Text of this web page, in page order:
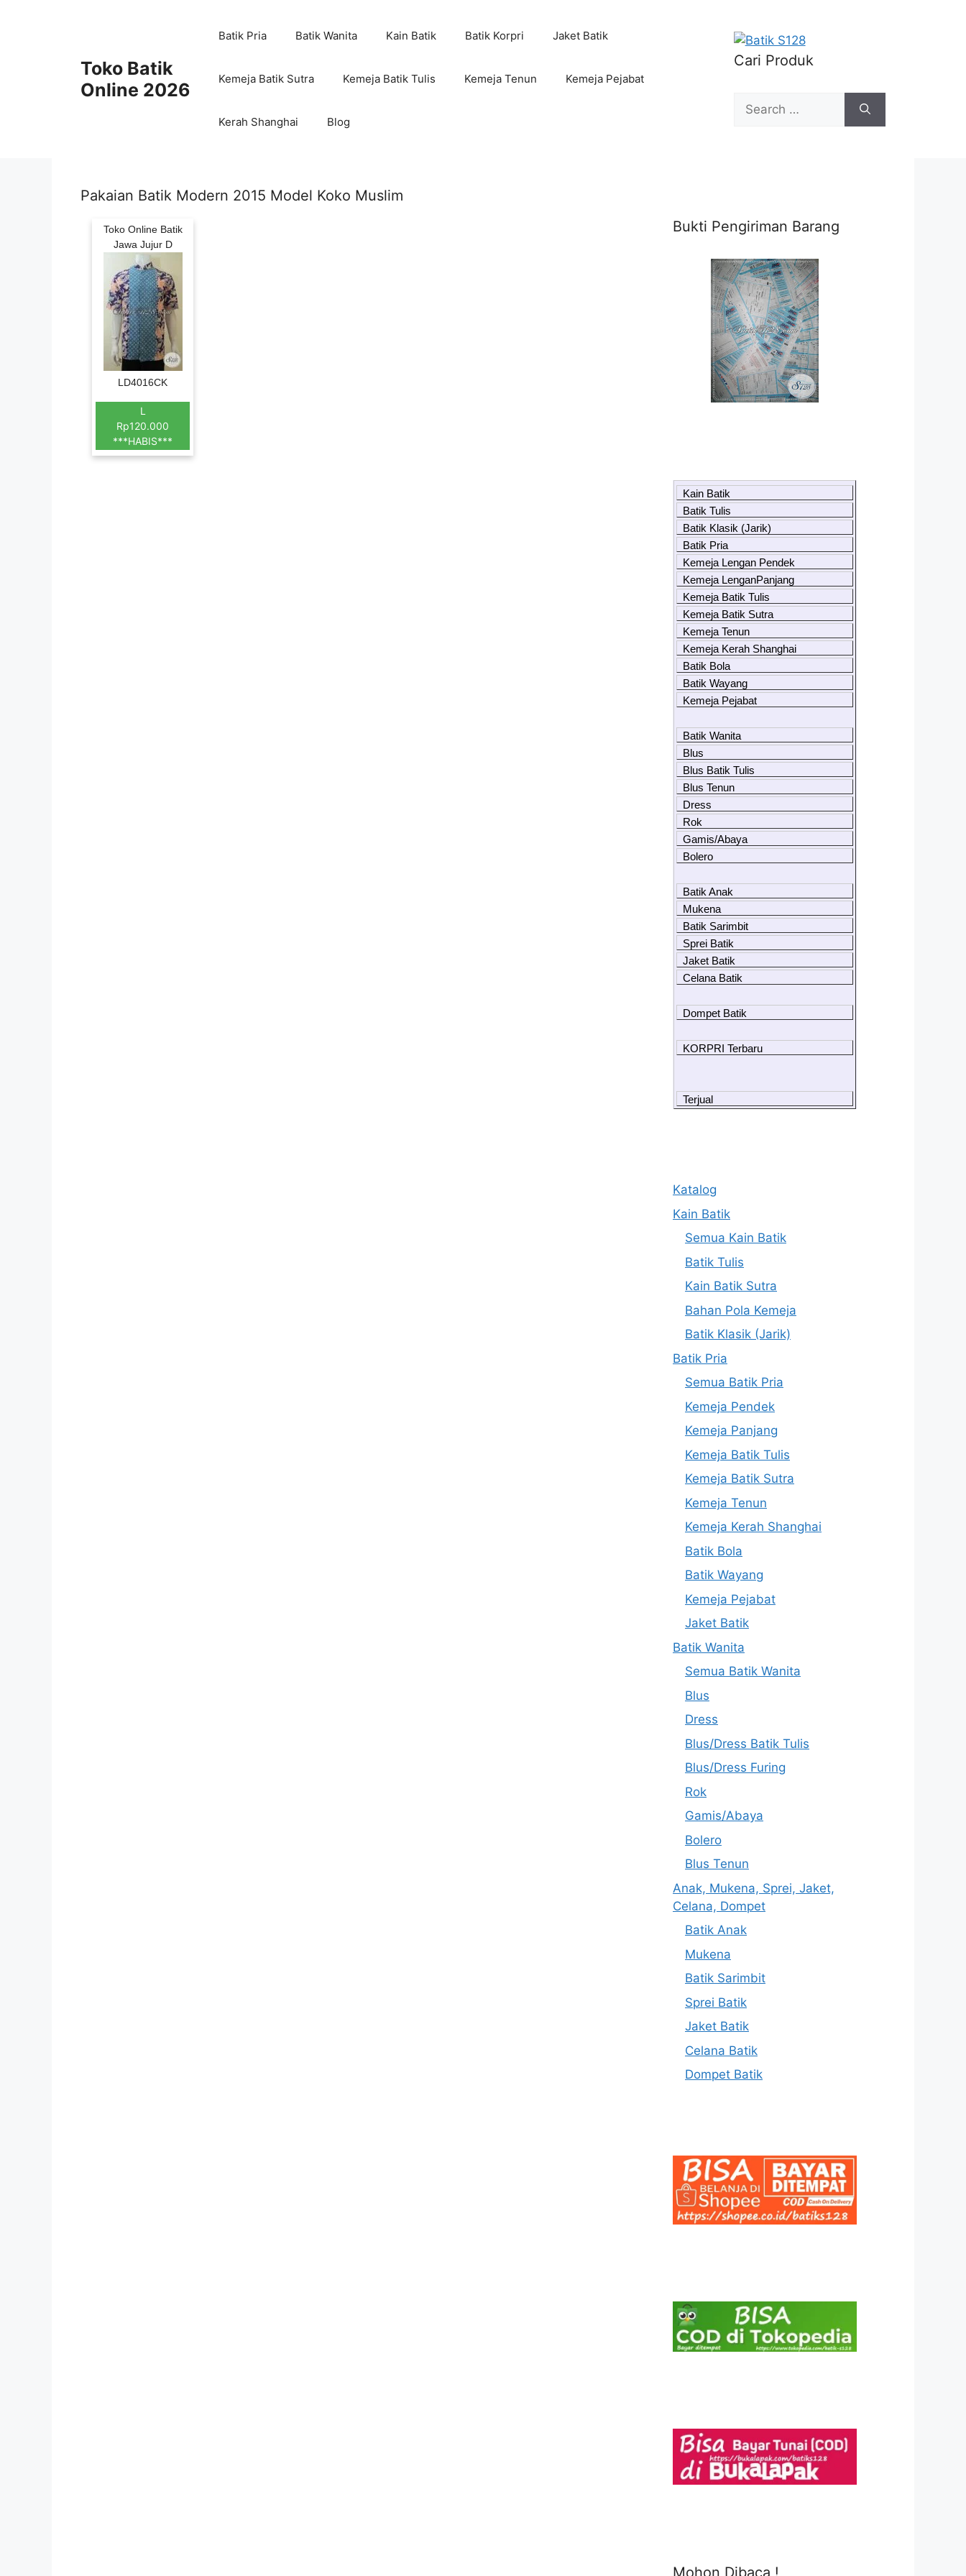
Toko Batik
Online 2026
Batik Pria Batik Wanita Kain Batik Batik Korpri Jaket Batik
Kemeja Batik Sutra Kemeja Batik Tulis Kemeja Tenun Kemeja Pejabat
Kerah Shanghai Blog
Cari Produk
Search
for:
Pakaian Batik Modern 2015 Model Koko Muslim
Toko Online Batik
Jawa Jujur D
LD4016CK
L
Rp120.000
***HABIS***
Bukti Pengiriman Barang
Kain Batik
Batik Tulis
Batik Klasik (Jarik)
Batik Pria
Kemeja Lengan Pendek
Kemeja LenganPanjang
Kemeja Batik Tulis
Kemeja Batik Sutra
Kemeja Tenun
Kemeja Kerah Shanghai
Batik Bola
Batik Wayang
Kemeja Pejabat
Batik Wanita
Blus
Blus Batik Tulis
Blus Tenun
Dress
Rok
Gamis/Abaya
Bolero
Batik Anak
Mukena
Batik Sarimbit
Sprei Batik
Jaket Batik
Celana Batik
Dompet Batik
KORPRI Terbaru
Terjual
Katalog
Kain Batik
Semua Kain Batik
Batik Tulis
Kain Batik Sutra
Bahan Pola Kemeja
Batik Klasik (Jarik)
Batik Pria
Semua Batik Pria
Kemeja Pendek
Kemeja Panjang
Kemeja Batik Tulis
Kemeja Batik Sutra
Kemeja Tenun
Kemeja Kerah Shanghai
Batik Bola
Batik Wayang
Kemeja Pejabat
Jaket Batik
Batik Wanita
Semua Batik Wanita
Blus
Dress
Blus/Dress Batik Tulis
Blus/Dress Furing
Rok
Gamis/Abaya
Bolero
Blus Tenun
Anak, Mukena, Sprei, Jaket,
Celana, Dompet
Batik Anak
Mukena
Batik Sarimbit
Sprei Batik
Jaket Batik
Celana Batik
Dompet Batik
Mohon Dibaca !